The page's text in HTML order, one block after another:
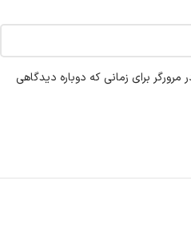
برای زمانی که دوباره دیدگاهی